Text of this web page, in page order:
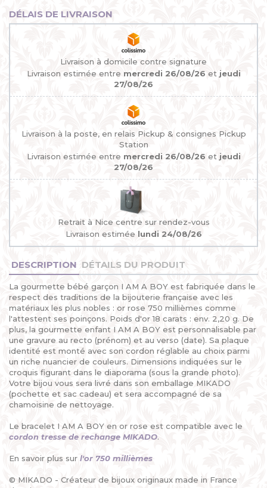
DÉLAIS DE LIVRAISON
Livraison à domicile contre signature
Livraison estimée entre mercredi 26/08/26 et jeudi
27/08/26
Livraison à la poste, en relais Pickup & consignes Pickup
Station
Livraison estimée entre mercredi 26/08/26 et jeudi
27/08/26
Retrait à Nice centre sur rendez-vous
Livraison estimée lundi 24/08/26
DESCRIPTION DÉTAILS DU PRODUIT
La gourmette bébé garçon I AM A BOY est fabriquée dans le
respect des traditions de la bijouterie française avec les
matériaux les plus nobles : or rose 750 millièmes comme
l'attestent ses poinçons. Poids d'or 18 carats : env. 2,20 g. De
plus, la gourmette enfant I AM A BOY est personnalisable par
une gravure au recto (prénom) et au verso (date). Sa plaque
identité est monté avec son cordon réglable au choix parmi
un riche nuancier de couleurs. Dimensions indiquées sur le
croquis figurant dans le diaporama (sous la grande photo).
Votre bijou vous sera livré dans son emballage MIKADO
(pochette et sac cadeau) et sera accompagné de sa
chamoisine de nettoyage.
Le bracelet I AM A BOY en or rose est compatible avec le
cordon tresse de rechange MIKADO.
En savoir plus sur l'or 750 millièmes
© MIKADO - Créateur de bijoux originaux made in France